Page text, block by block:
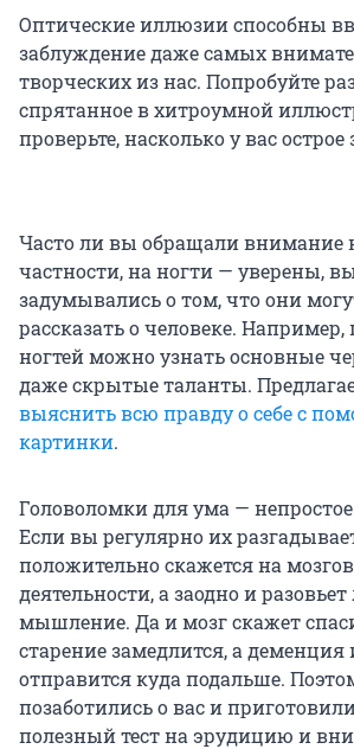
Оптические иллюзии способны
заблуждение даже самых
творческих из нас. Попробуйте
спрятанное в хитроумной
проверьте, насколько у вас острое
Часто ли вы обращали внимание
частности, на ногти — уверены,
задумывались о том, что они
рассказать о человеке.
ногтей можно узнать основные
даже скрытые таланты.
выяснить всю правду о себе с
картинки.
Головоломки для ума —
Если вы регулярно их
положительно скажется на
деятельности, а заодно и
мышление. Да и мозг скажет
старение замедлится, а деменция
отправится куда подальше.
позаботились о вас и
полезный тест на эрудицию и